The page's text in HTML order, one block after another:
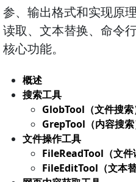
参、输出格式和实现原
读取、文本替换、命令
核心功能。
概述
搜索工具
GlobTool（文件搜索
GrepTool（内容搜索
文件操作工具
FileReadTool（文件
FileEditTool（文本替